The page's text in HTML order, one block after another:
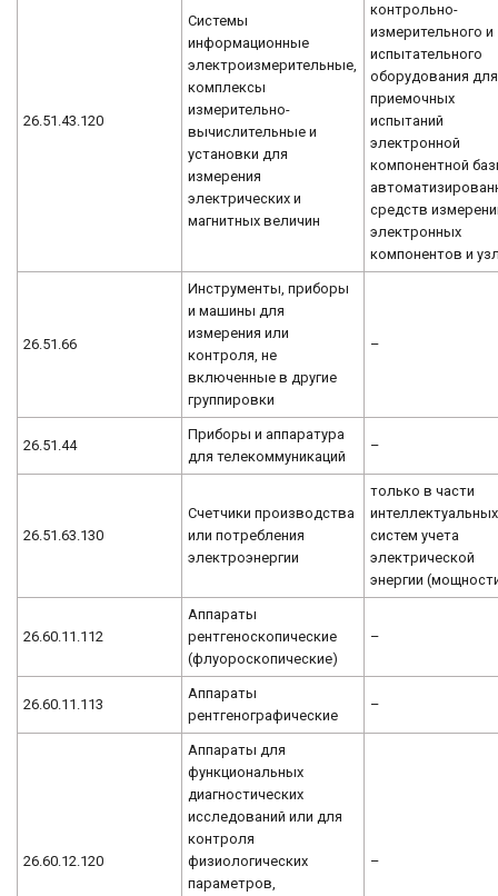
26.51.43.120
Системы
информационные
электроизмерительные,
комплексы
измерительно-
вычислительные и
установки для
измерения
электрических и
магнитных величин
контрольно-
измерительного и
испытательного
оборудования для
приемочных
испытаний
электронной
компонентной
средств
электронных
компонентов и
26.51.66
Инструменты, приборы
и машины для
измерения или
контроля, не
включенные в другие
группировки
–
26.51.44
Приборы и аппаратура
для телекоммуникаций
–
26.51.63.130
Счетчики производства
или потребления
электроэнергии
только в части
интеллектуальных
систем учета
электрической
энергии
26.60.11.112
Аппараты
рентгеноскопические
(флуороскопические)
–
26.60.11.113
Аппараты
рентгенографические
–
26.60.12.120
Аппараты для
функциональных
диагностических
исследований или для
контроля
физиологических
параметров,
–